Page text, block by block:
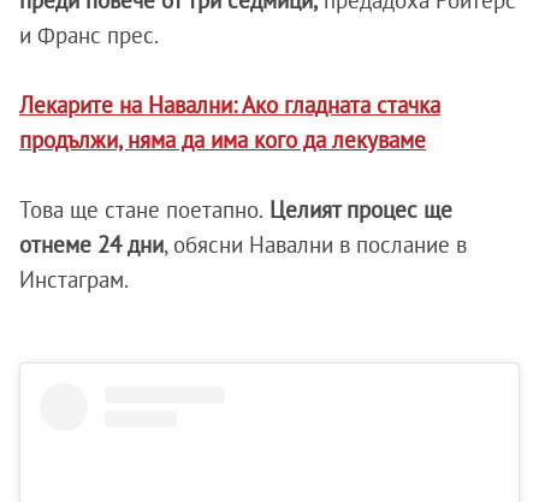
и Франс прес.
Лекарите на Навални: Ако гладната стачка
продължи, няма да има кого да лекуваме
Това ще стане поетапно. Целият процес ще
отнеме 24 дни, обясни Навални в послание в
Инстаграм.